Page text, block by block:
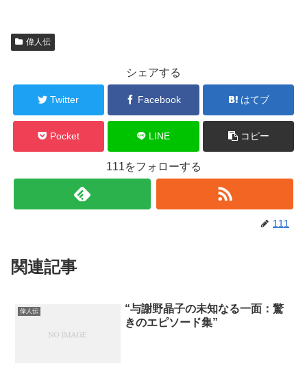
偉人伝
シェアする
Twitter Facebook はてブ
Pocket LINE コピー
111をフォローする
111
関連記事
偉人伝
“与謝野晶子の未知なる一面：驚
きのエピソード集”